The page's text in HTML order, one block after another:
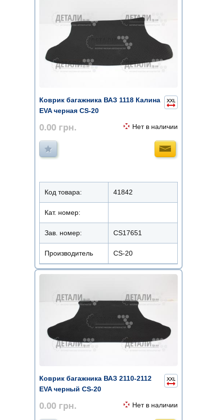
Коврик багажника ВАЗ 1118 Калина
EVA черная CS-20
0.00 грн. Нет в наличии
Код товара: 41842
Кат. номер:
Зав. номер: CS17651
Производитель CS-20
Коврик багажника ВАЗ 2110-2112
EVA черный CS-20
0.00 грн. Нет в наличии